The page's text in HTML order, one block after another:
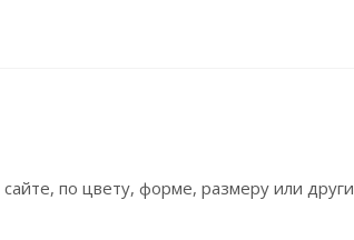
по цвету, форме, размеру или